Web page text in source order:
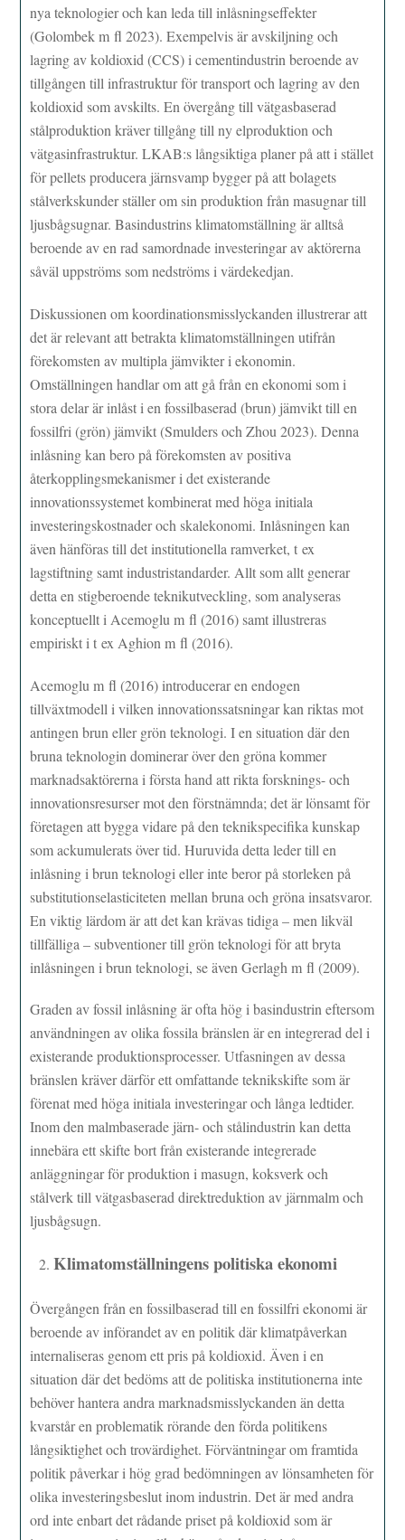
nya teknologier och kan leda till inlåsningseffekter
(Golombek m fl 2023). Exempelvis är avskiljning och
lagring av koldioxid (CCS) i cementindustrin beroende av
tillgången till infrastruktur för transport och lagring av den
koldioxid som avskilts. En övergång till vätgasbaserad
stålproduktion kräver tillgång till ny elproduktion och
vätgasinfrastruktur. LKAB:s långsiktiga planer på att i stället
för pellets producera järnsvamp bygger på att bolagets
stålverkskunder ställer om sin produktion från masugnar till
ljusbågsugnar. Basindustrins klimatomställning är alltså
beroende av en rad samordnade investeringar av aktörerna
såväl uppströms som nedströms i värdekedjan.
Diskussionen om koordinationsmisslyckanden illustrerar att
det är relevant att betrakta klimatomställningen utifrån
förekomsten av multipla jämvikter i ekonomin.
Omställningen handlar om att gå från en ekonomi som i
stora delar är inlåst i en fossilbaserad (brun) jämvikt till en
fossilfri (grön) jämvikt (Smulders och Zhou 2023). Denna
inlåsning kan bero på förekomsten av positiva
återkopplingsmekanismer i det existerande
innovationssystemet kombinerat med höga initiala
investeringskostnader och skalekonomi. Inlåsningen kan
även hänföras till det institutionella ramverket, t ex
lagstiftning samt industristandarder. Allt som allt generar
detta en stigberoende teknikutveckling, som analyseras
konceptuellt i Acemoglu m fl (2016) samt illustreras
empiriskt i t ex Aghion m fl (2016).
Acemoglu m fl (2016) introducerar en endogen
tillväxtmodell i vilken innovationssatsningar kan riktas mot
antingen brun eller grön teknologi. I en situation där den
bruna teknologin dominerar över den gröna kommer
marknadsaktörerna i första hand att rikta forsknings- och
innovationsresurser mot den förstnämnda; det är lönsamt för
företagen att bygga vidare på den teknikspecifika kunskap
som ackumulerats över tid. Huruvida detta leder till en
inlåsning i brun teknologi eller inte beror på storleken på
substitutionselasticiteten mellan bruna och gröna insatsvaror.
En viktig lärdom är att det kan krävas tidiga – men likväl
tillfälliga – subventioner till grön teknologi för att bryta
inlåsningen i brun teknologi, se även Gerlagh m fl (2009).
Graden av fossil inlåsning är ofta hög i basindustrin eftersom
användningen av olika fossila bränslen är en integrerad del i
existerande produktionsprocesser. Utfasningen av dessa
bränslen kräver därför ett omfattande teknikskifte som är
förenat med höga initiala investeringar och långa ledtider.
Inom den malmbaserade järn- och stålindustrin kan detta
innebära ett skifte bort från existerande integrerade
anläggningar för produktion i masugn, koksverk och
stålverk till vätgasbaserad direktreduktion av järnmalm och
ljusbågsugn.
Klimatomställningens politiska ekonomi
Övergången från en fossilbaserad till en fossilfri ekonomi är
beroende av införandet av en politik där klimatpåverkan
internaliseras genom ett pris på koldioxid. Även i en
situation där det bedöms att de politiska institutionerna inte
behöver hantera andra marknadsmisslyckanden än detta
kvarstår en problematik rörande den förda politikens
långsiktighet och trovärdighet. Förväntningar om framtida
politik påverkar i hög grad bedömningen av lönsamheten för
olika investeringsbeslut inom industrin. Det är med andra
ord inte enbart det rådande priset på koldioxid som är